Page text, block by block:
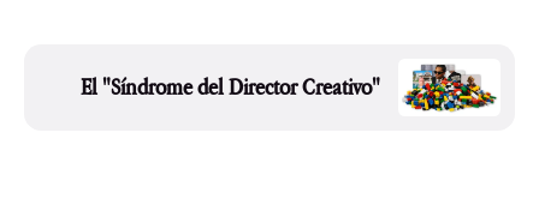
El "Síndrome del Director Creativo"